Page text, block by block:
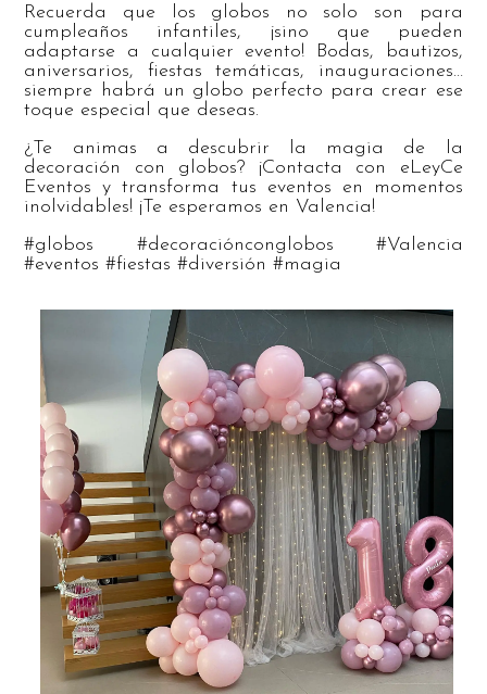
Recuerda que los globos no solo son para
cumpleaños infantiles, ¡sino que pueden
adaptarse a cualquier evento! Bodas, bautizos,
aniversarios, fiestas temáticas, inauguraciones…
siempre habrá un globo perfecto para crear ese
toque especial que deseas.
¿Te animas a descubrir la magia de la
decoración con globos? ¡Contacta con eLeyCe
Eventos y transforma tus eventos en momentos
inolvidables! ¡Te esperamos en Valencia!
#globos #decoraciónconglobos #Valencia
#eventos #fiestas #diversión #magia